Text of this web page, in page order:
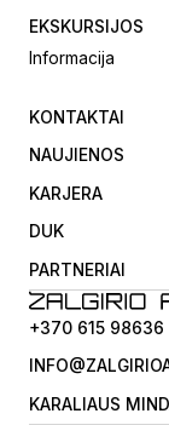
EKSKURSIJOS
Informacija
KONTAKTAI
NAUJIENOS
KARJERA
DUK
PARTNERIAI
+370 615 98636
KARALIAUS